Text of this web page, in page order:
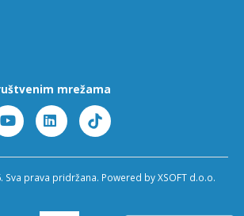
mrežama
Sva prava pridržana. Powered by XSOFT d.o.o.